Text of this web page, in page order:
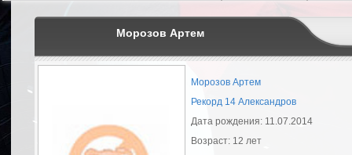
Морозов Артем
Морозов Артем
Рекорд 14 Александров
Дата рождения: 11.07.2014
Возраст: 12 лет